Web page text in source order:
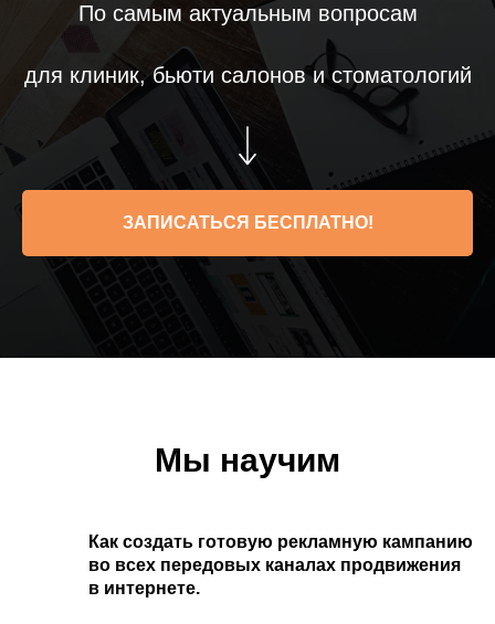
По самым актуальным вопросам
для клиник, бьюти салонов и стоматологий
ЗАПИСАТЬСЯ БЕСПЛАТНО!
Мы научим
Как создать готовую рекламную кампанию
во всех передовых каналах продвижения
в интернете.